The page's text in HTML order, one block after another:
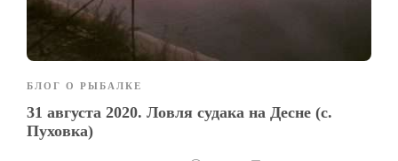
БЛОГ О РЫБАЛКЕ
31 августа 2020. Ловля судака на Десне (с.
Пуховка)